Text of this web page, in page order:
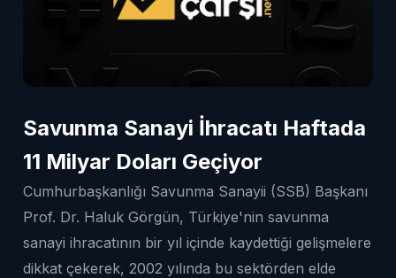
Savunma Sanayi İhracatı Haftada
11 Milyar Doları Geçiyor
Cumhurbaşkanlığı Savunma Sanayii (SSB) Başkanı
Prof. Dr. Haluk Görgün, Türkiye'nin savunma
sanayi ihracatının bir yıl içinde kaydettiği gelişmelere
dikkat çekerek, 2002 yılında bu sektörden elde